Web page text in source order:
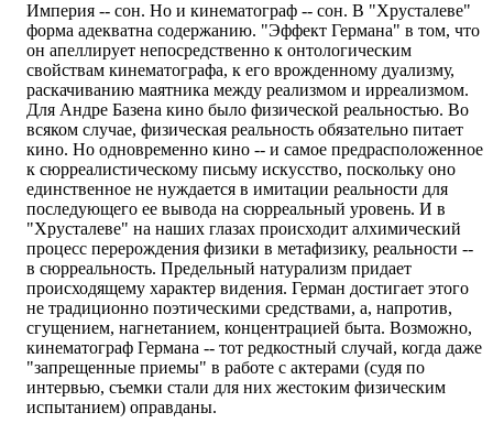
Империя -- сон. Но и кинематограф -- сон. В "Хрусталеве"
форма адекватна содержанию. "Эффект Германа" в том, что
он апеллирует непосредственно к онтологическим
свойствам кинематографа, к его врожденному дуализму,
раскачиванию маятника между реализмом и ирреализмом.
Для Андре Базена кино было физической реальностью. Во
всяком случае, физическая реальность обязательно питает
кино. Но одновременно кино -- и самое предрасположенное
к сюрреалистическому письму искусство, поскольку оно
единственное не нуждается в имитации реальности для
последующего ее вывода на сюрреальный уровень. И в
"Хрусталеве" на наших глазах происходит алхимический
процесс перерождения физики в метафизику, реальности --
в сюрреальность. Предельный натурализм придает
происходящему характер видения. Герман достигает этого
не традиционно поэтическими средствами, а, напротив,
сгущением, нагнетанием, концентрацией быта. Возможно,
кинематограф Германа -- тот редкостный случай, когда даже
"запрещенные приемы" в работе с актерами (судя по
интервью, съемки стали для них жестоким физическим
испытанием) оправданы.